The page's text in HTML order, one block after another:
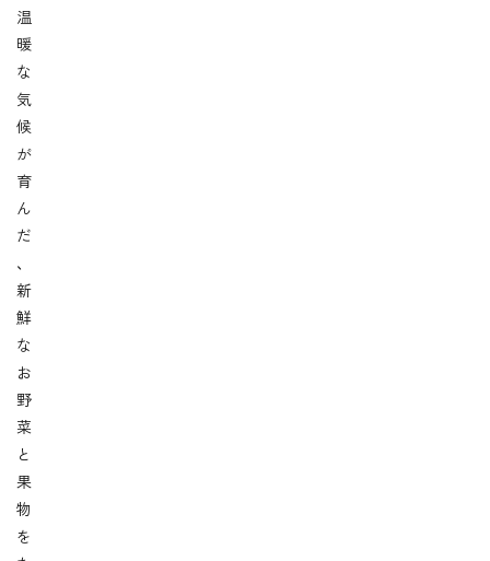
温
暖
な
気
候
が
育
ん
だ
、
新
鮮
な
お
野
菜
と
果
物
を